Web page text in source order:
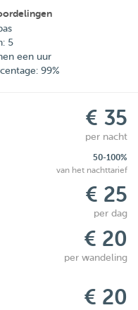
5
een uur
99%
€ 35
per nacht
50-100%
van het nachttarief
€ 25
per dag
€ 20
per wandeling
€ 20